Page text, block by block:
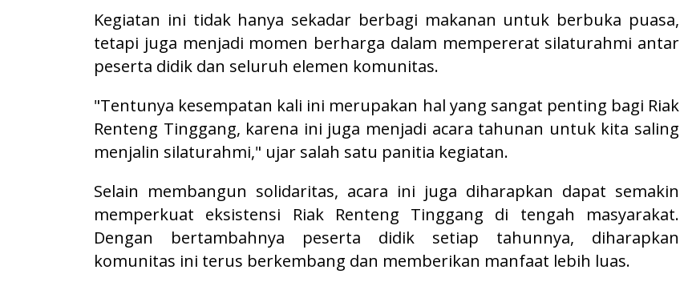
Kegiatan ini tidak hanya sekadar berbagi makanan untuk berbuka puasa,
tetapi juga menjadi momen berharga dalam mempererat silaturahmi antar
peserta didik dan seluruh elemen komunitas.
"Tentunya kesempatan kali ini merupakan hal yang sangat penting bagi Riak
Renteng Tinggang, karena ini juga menjadi acara tahunan untuk kita saling
menjalin silaturahmi," ujar salah satu panitia kegiatan.
Selain membangun solidaritas, acara ini juga diharapkan dapat semakin
memperkuat eksistensi Riak Renteng Tinggang di tengah masyarakat.
Dengan bertambahnya peserta didik setiap tahunnya, diharapkan
komunitas ini terus berkembang dan memberikan manfaat lebih luas.